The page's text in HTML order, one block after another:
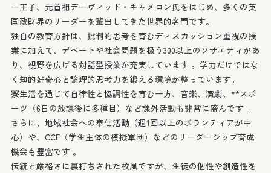
ー王子、元首相デーヴィッド・キャメロン氏をはじめ、多くの英
国政財界のリーダーを輩出してきた世界的名門です。
独自の教育方針は、批判的思考を育むディスカッション重視の授
業に加えて、デベートや社会問題を扱う300以上のソサエティがあ
り、視野を広げる対話型授業が充実しています 。学力だけではな
く知的好奇心と論理的思考力を鍛える環境が整っています。
寮生活を通じて自律性と協調性を育む一方、音楽、演劇、**スポ
ーツ（6日の放課後に多種目）など課外活動も非常に盛んです 。
さらに、地域社会への奉仕活動（週1回以上のボランティアが中
心）や、CCF（学生主体の模擬軍団）などのリーダーシップ育成
機会も豊富です 。
伝統と厳格さに裏打ちされた校風ですが、生徒の個性や創造性を